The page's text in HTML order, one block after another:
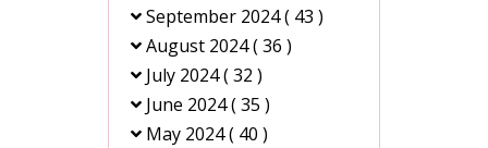
September 2024( 43 )
August 2024( 36 )
July 2024( 32 )
June 2024( 35 )
May 2024( 40 )